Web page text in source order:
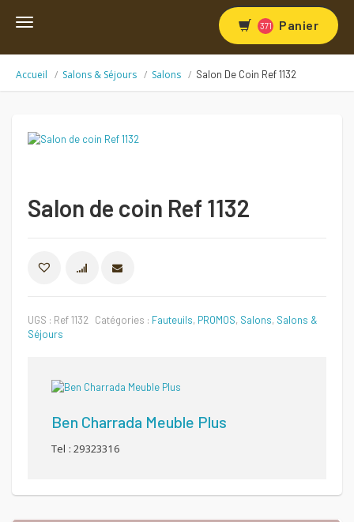
Toggle
371 Panier
Accueil Salons & Séjours Salons Salon De Coin Ref 1132
Salon de coin Ref 1132
COMPARER
UGS : Ref 1132 Catégories : Fauteuils, PROMOS, Salons, Salons &
Séjours
Ben Charrada Meuble Plus
Tel : 29323316